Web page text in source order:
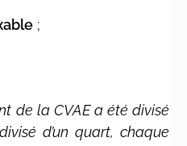
;
de la CVAE a été divisé
d’un quart, chaque